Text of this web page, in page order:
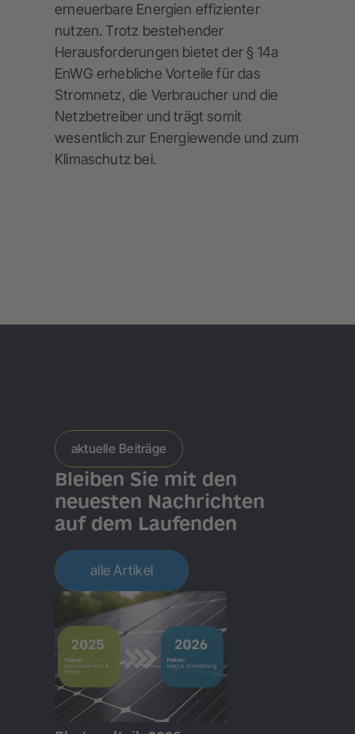
erneuerbare Energien effizienter
nutzen. Trotz bestehender
Herausforderungen bietet der § 14a
EnWG erhebliche Vorteile für das
Stromnetz, die Verbraucher und die
Netzbetreiber und trägt somit
wesentlich zur Energiewende und zum
Klimaschutz bei.
aktuelle Beiträge
Bleiben Sie mit den
neuesten Nachrichten
auf dem Laufenden
alle Artikel